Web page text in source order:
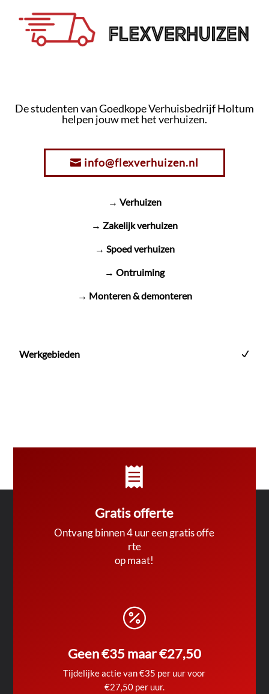
De studenten van Goedkope Verhuisbedrijf Holtum
helpen jouw met het verhuizen.
info@flexverhuizen.nl
→ Verhuizen
→ Zakelijk verhuizen
→ Spoed verhuizen
→ Ontruiming
→ Monteren & demonteren
Werkgebieden

Gratis offerte
Ontvang binnen 4 uur een gratis offe
rte
op maat!

Geen €35 maar €27,50
Tijdelijke actie van €35 per uur voor
€27,50 per uur.